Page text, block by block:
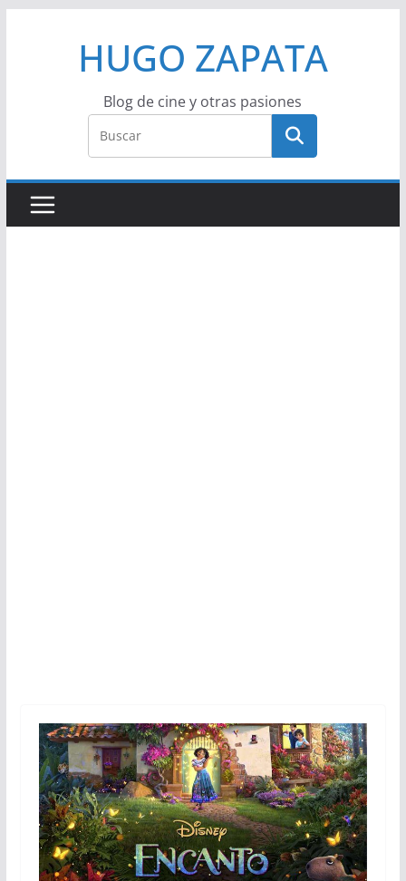
HUGO ZAPATA
Blog de cine y otras pasiones